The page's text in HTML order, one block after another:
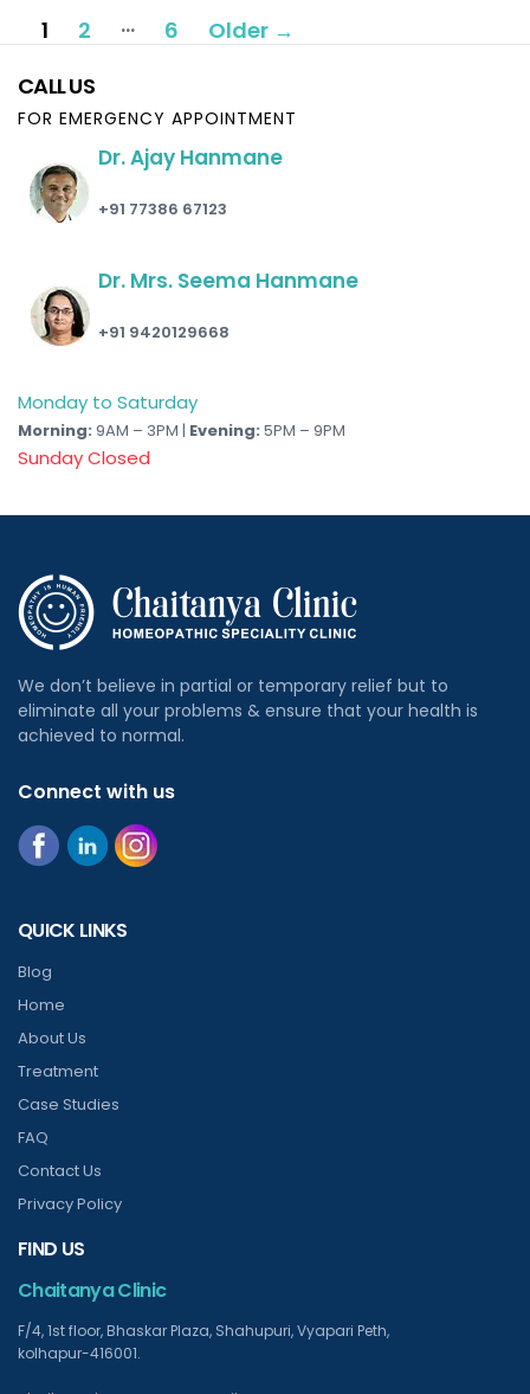
Posts
pagination
1 2 … 6 Older →
CALL US
FOR EMERGENCY APPOINTMENT
Dr. Ajay Hanmane
+91 77386 67123
Dr. Mrs. Seema Hanmane
+91 9420129668
Monday to Saturday
Morning: 9AM – 3PM | Evening: 5PM – 9PM
Sunday Closed
We don’t believe in partial or temporary relief but to
eliminate all your problems & ensure that your health is
achieved to normal.
Connect with us
QUICK LINKS
Blog
Home
About Us
Treatment
Case Studies
FAQ
Contact Us
Privacy Policy
FIND US
Chaitanya Clinic
F/4, 1st floor, Bhaskar Plaza, Shahupuri, Vyapari Peth,
kolhapur-416001.